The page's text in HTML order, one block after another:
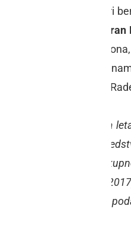
in obdarovanja, pri
(OZ RK) Gornja
Petrol, s čimer so
namenili družini iz
tudi konec letošnjega
povezuje, s katero
projektom v lokalnih
zaključku letošnjega
V sedmih letih bo tako